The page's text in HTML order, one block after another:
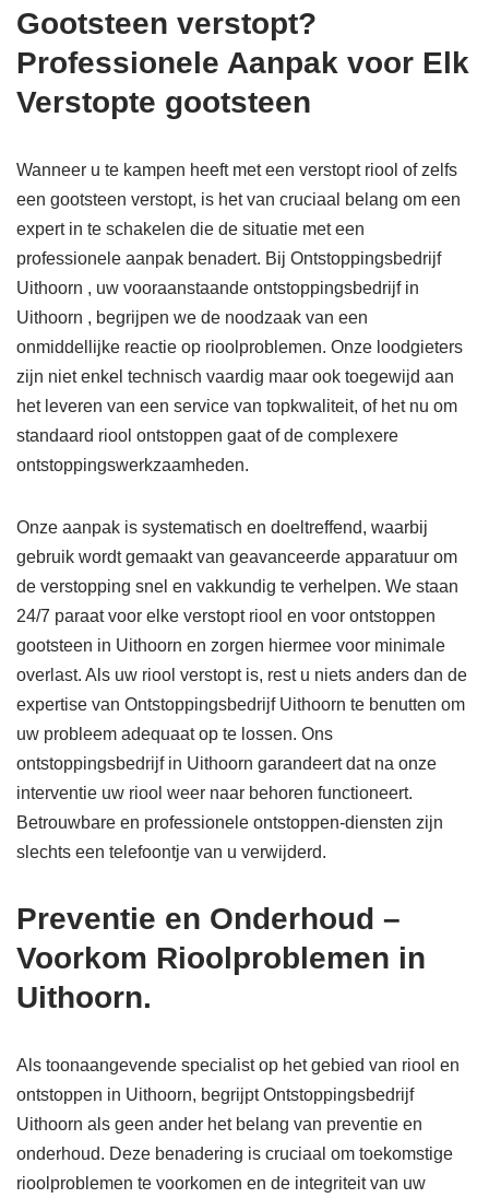
Gootsteen verstopt?
Professionele Aanpak voor Elk
Verstopte gootsteen
Wanneer u te kampen heeft met een verstopt riool of zelfs
een gootsteen verstopt, is het van cruciaal belang om een
expert in te schakelen die de situatie met een
professionele aanpak benadert. Bij Ontstoppingsbedrijf
Uithoorn , uw vooraanstaande ontstoppingsbedrijf in
Uithoorn , begrijpen we de noodzaak van een
onmiddellijke reactie op rioolproblemen. Onze loodgieters
zijn niet enkel technisch vaardig maar ook toegewijd aan
het leveren van een service van topkwaliteit, of het nu om
standaard riool ontstoppen gaat of de complexere
ontstoppingswerkzaamheden.
Onze aanpak is systematisch en doeltreffend, waarbij
gebruik wordt gemaakt van geavanceerde apparatuur om
de verstopping snel en vakkundig te verhelpen. We staan
24/7 paraat voor elke verstopt riool en voor ontstoppen
gootsteen in Uithoorn en zorgen hiermee voor minimale
overlast. Als uw riool verstopt is, rest u niets anders dan de
expertise van Ontstoppingsbedrijf Uithoorn te benutten om
uw probleem adequaat op te lossen. Ons
ontstoppingsbedrijf in Uithoorn garandeert dat na onze
interventie uw riool weer naar behoren functioneert.
Betrouwbare en professionele ontstoppen-diensten zijn
slechts een telefoontje van u verwijderd.
Preventie en Onderhoud –
Voorkom Rioolproblemen in
Uithoorn.
Als toonaangevende specialist op het gebied van riool en
ontstoppen in Uithoorn, begrijpt Ontstoppingsbedrijf
Uithoorn als geen ander het belang van preventie en
onderhoud. Deze benadering is cruciaal om toekomstige
rioolproblemen te voorkomen en de integriteit van uw